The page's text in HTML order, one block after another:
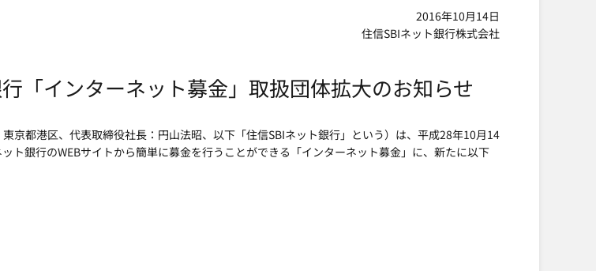
2016年10月14日
住信SBIネット銀行株式会社
「インターネット募金」取扱団体拡大のお知らせ
京都港区、代表取締役社長：円山法昭、以下「住信SBIネット銀行」という）は、平成28年10月14
ト銀行のWEBサイトから簡単に募金を行うことができる「インターネット募金」に、新たに以下